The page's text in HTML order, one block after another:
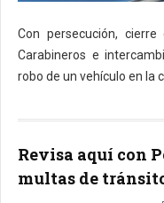
Con persecución,
Carabineros e
robo de un vehículo en la
Revisa aquí con
multas de